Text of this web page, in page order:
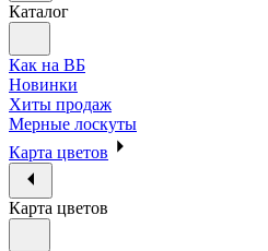
Каталог
Как на ВБ
Новинки
Хиты продаж
Мерные лоскуты
Карта цветов
Карта цветов